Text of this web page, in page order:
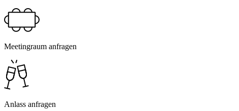
Meetingraum anfragen
Anlass anfragen